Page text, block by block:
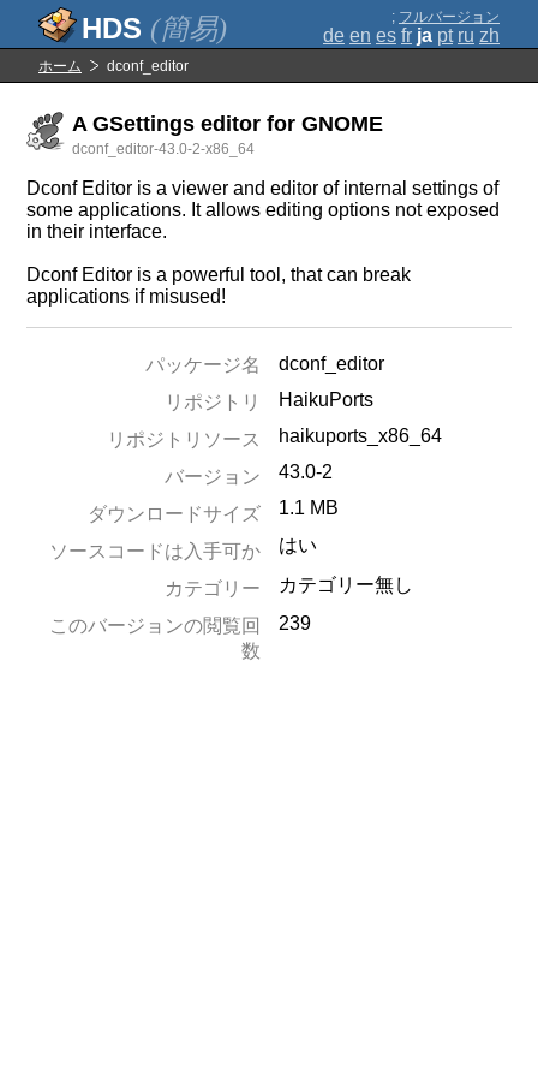
(簡易) ; フルバージョン
de en es fr ja pt ru zh
ホーム dconf_editor
A GSettings editor for GNOME
dconf_editor-43.0-2-x86_64
Dconf Editor is a viewer and editor of internal settings of
some applications. It allows editing options not exposed
in their interface.
Dconf Editor is a powerful tool, that can break
applications if misused!
パッケージ名
dconf_editor
リポジトリ
HaikuPorts
リポジトリソース
haikuports_x86_64
バージョン
43.0-2
ダウンロードサイズ 1.1 MB
ソースコードは入手可か はい
カテゴリー
カテゴリー無し
このバージョンの閲覧回
数
239